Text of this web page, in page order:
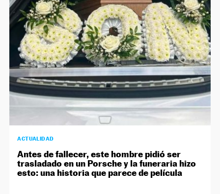
NEWSLETTER
SÍGUENOS
ACTUALIDAD
Antes de fallecer, este hombre pidió ser
trasladado en un Porsche y la funeraria hizo
esto: una historia que parece de película